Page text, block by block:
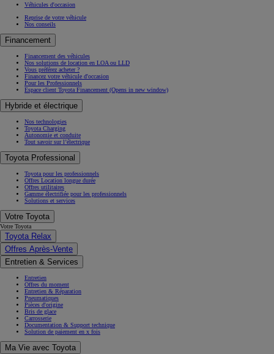
Véhicules d'occasion
Reprise de votre véhicule
Nos conseils
Financement
Financement des véhicules
Nos solutions de location en LOA ou LLD
Vous préférez acheter ?
Financez votre véhicule d'occasion
Pour les Professionnels
Espace client Toyota Financement (Opens in new window)
Hybride et électrique
Nos technologies
Toyota Charging
Autonomie et conduite
Tout savoir sur l’électrique
Toyota Professional
Toyota pour les professionnels
Offres Location longue durée
Offres utilitaires
Gamme électrifiée pour les professionnels
Solutions et services
Votre Toyota
Votre Toyota
Toyota Relax
Offres Après-Vente
Entretien & Services
Entretien
Offres du moment
Entretien & Réparation
Pneumatiques
Pièces d'origine
Bris de glace
Carrosserie
Documentation & Support technique
Solution de paiement en x fois
Ma Vie avec Toyota